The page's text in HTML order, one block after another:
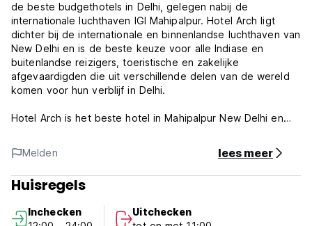
de beste budgethotels in Delhi, gelegen nabij de
internationale luchthaven IGI Mahipalpur. Hotel Arch ligt
dichter bij de internationale en binnenlandse luchthaven van
New Delhi en is de beste keuze voor alle Indiase en
buitenlandse reizigers, toeristische en zakelijke
afgevaardigden die uit verschillende delen van de wereld
komen voor hun verblijf in Delhi.
Hotel Arch is het beste hotel in Mahipalpur New Delhi en
restaurants en meer. Onze sprankelende lobby, goed
ingerichte kamers en andere faciliteiten zullen uw verblijf
hier tot een heerlijke ervaring maken. Het eerbetoon dat
we van onze klanten hebben ontvangen, staat garant voor
verblijven en uw vakantie of zakenreis onvergetelijk te
Melden lees meer
Huisregels
Inchecken
Uitchecken